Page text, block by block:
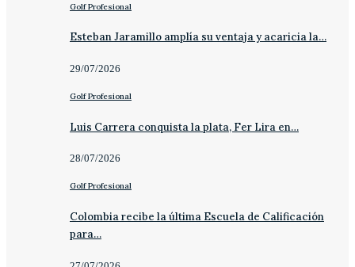
Golf Profesional
Esteban Jaramillo amplía su ventaja y acaricia la…
29/07/2026
Golf Profesional
Luis Carrera conquista la plata, Fer Lira en…
28/07/2026
Golf Profesional
Colombia recibe la última Escuela de Calificación
para…